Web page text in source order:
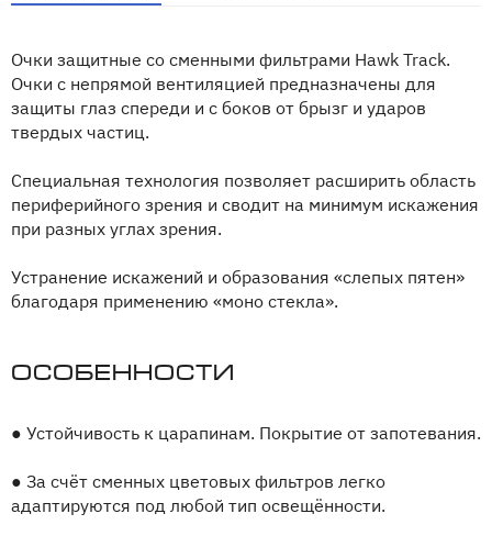
Очки защитные со сменными фильтрами Hawk Track.
Очки с непрямой вентиляцией предназначены для
защиты глаз спереди и с боков от брызг и ударов
твердых частиц.
Специальная технология позволяет расширить область
периферийного зрения и сводит на минимум искажения
при разных углах зрения.
Устранение искажений и образования «слепых пятен»
благодаря применению «моно стекла».
Особенности
● Устойчивость к царапинам. Покрытие от запотевания.
● За счёт сменных цветовых фильтров легко
адаптируются под любой тип освещённости.